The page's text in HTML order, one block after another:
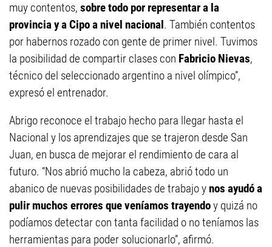
muy contentos, sobre todo por representar a la
provincia y a Cipo a nivel nacional. También contentos
por habernos rozado con gente de primer nivel. Tuvimos
la posibilidad de compartir clases con Fabricio Nievas,
técnico del seleccionado argentino a nivel olímpico”,
expresó el entrenador.
Abrigo reconoce el trabajo hecho para llegar hasta el
Nacional y los aprendizajes que se trajeron desde San
Juan, en busca de mejorar el rendimiento de cara al
futuro. “Nos abrió mucho la cabeza, abrió todo un
abanico de nuevas posibilidades de trabajo ynos ayudó a
pulir muchos errores que veníamos trayendoy quizá no
podíamos detectar con tanta facilidad o no teníamos las
herramientas para poder solucionarlo”, afirmó.